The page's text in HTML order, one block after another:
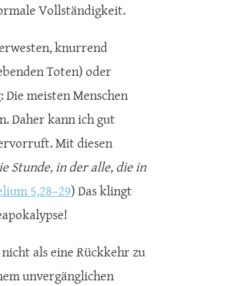
Vollständigkeit.
knurrend
Toten) oder
meisten Menschen
Daher kann ich gut
Mit diesen
Stunde, in der alle, die in
5,28–29) Das klingt
als eine Rückkehr zu
unvergänglichen